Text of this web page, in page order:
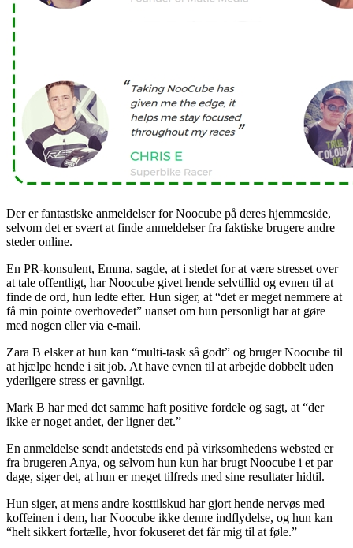
Der er fantastiske anmeldelser for Noocube på deres hjemmeside,
selvom det er svært at finde anmeldelser fra faktiske brugere andre
steder online.
En PR-konsulent, Emma, ​​sagde, at i stedet for at være stresset over
at tale offentligt, har Noocube givet hende selvtillid og evnen til at
finde de ord, hun ledte efter. Hun siger, at “det er meget nemmere at
få min pointe overhovedet” uanset om hun personligt har at gøre
med nogen eller via e-mail.
Zara B elsker at hun kan “multi-task så godt” og bruger Noocube til
at hjælpe hende i sit job. At have evnen til at arbejde dobbelt uden
yderligere stress er gavnligt.
Mark B har med det samme haft positive fordele og sagt, at “der
ikke er noget andet, der ligner det.”
En anmeldelse sendt andetsteds end på virksomhedens websted er
fra brugeren Anya, og selvom hun kun har brugt Noocube i et par
dage, siger det, at hun er meget tilfreds med sine resultater hidtil.
Hun siger, at mens andre kosttilskud har gjort hende nervøs med
koffeinen i dem, har Noocube ikke denne indflydelse, og hun kan
“helt sikkert fortælle, hvor fokuseret det får mig til at føle.”